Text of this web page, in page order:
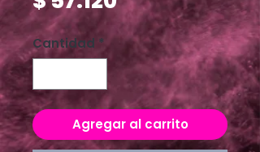
Cantidad *
Agregar al carrito